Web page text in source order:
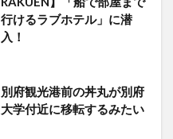
行けるラブホテル」に潜
入！
別府観光港前の丼丸が別府
大学付近に移転するみたい